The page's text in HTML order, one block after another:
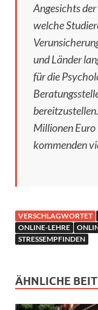
Angesichts
welche
und Länder
für die
Millionen
kommenden
VERSCHLAGWORTET
ONLINE-LEHRE
STRESSEMPFINDEN
ÄHNLICHE